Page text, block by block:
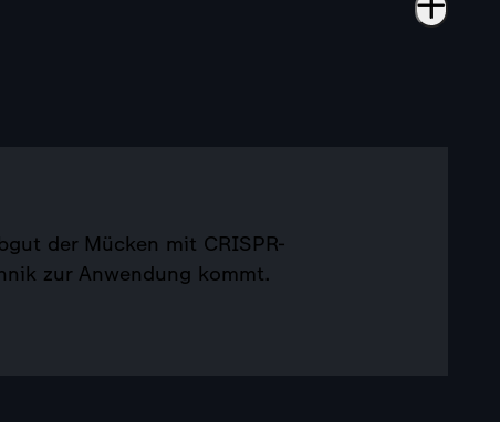
der Mücken mit CRISPR-
zur Anwendung kommt.